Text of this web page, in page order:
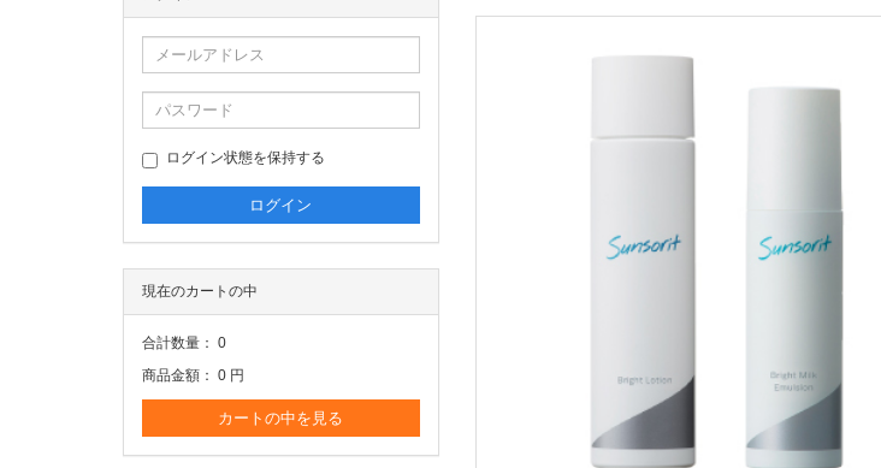
ログイン状態を保持する
現在のカートの中
合計数量： 0
商品金額： 0 円
カートの中を見る